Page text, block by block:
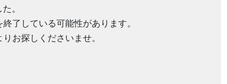
。
了している可能性があります。
お探しくださいませ。